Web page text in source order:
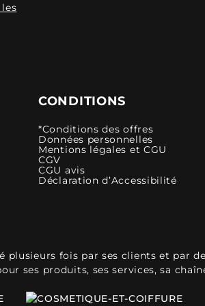
CONDITIONS
*Conditions des offres
Données personnelles
Mentions légales et CGU
CGV
CGU avis
Déclaration d’Accessibilité
plusieurs fois par ses clients et par
ses produits, ses services, sa